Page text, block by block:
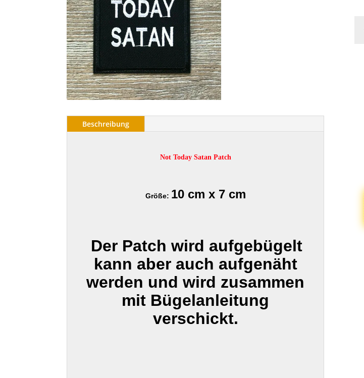
Beschreibung
Not Today Satan Patch
Größe: 10 cm x 7 cm
Der Patch wird aufgebügelt
kann aber auch aufgenäht
werden und wird zusammen
mit Bügelanleitung
verschickt.